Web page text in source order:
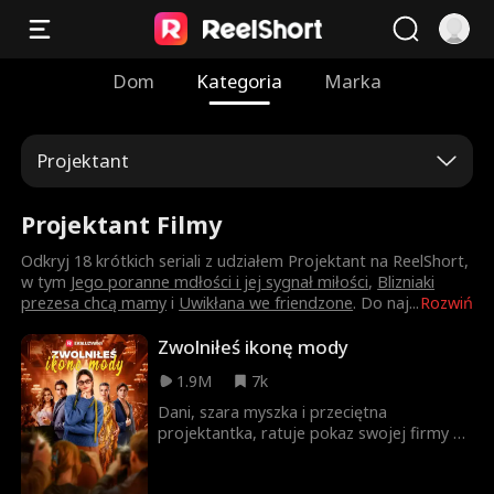
Dom Kategoria Marka
Projektant
Projektant Filmy
Rozwiń
Odkryj 18 krótkich seriali z udziałem Projektant na ReelShort,
w tym Jego poranne mdłości i jej sygnał miłości, Blizniaki
prezesa chcą mamy i Uwikłana we friendzone. Do naj...
Zwolniłeś ikonę mody
1.9M
7k
Dani, szara myszka i przeciętna
projektantka, ratuje pokaz swojej firmy na